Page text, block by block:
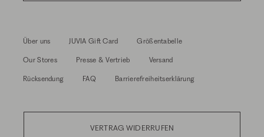
Über uns JUVIA Gift Card Größentabelle
Our Stores Presse & Vertrieb Versand
Rücksendung FAQ Barrierefreiheitserklärung
VERTRAG WIDERRUFEN